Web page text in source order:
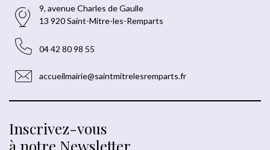
9, avenue Charles de Gaulle
13 920 Saint-Mitre-les-Remparts
04 42 80 98 55
accueilmairie@saintmitrelesremparts.fr
Inscrivez-vous
à notre Newsletter